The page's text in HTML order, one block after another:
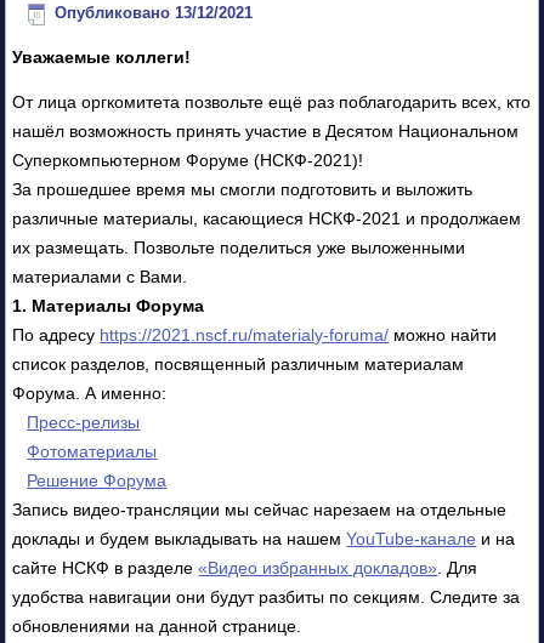
Опубликовано 13/12/2021
Уважаемые коллеги!
От лица оргкомитета позвольте ещё раз поблагодарить всех, кто
нашёл возможность принять участие в Деcятом Национальном
Суперкомпьютерном Форуме (НСКФ-2021)!
За прошедшее время мы смогли подготовить и выложить
различные материалы, касающиеся НСКФ-2021 и продолжаем
их размещать. Позвольте поделиться уже выложенными
материалами с Вами.
1. Материалы Форума
По адресу https://2021.nscf.ru/materialy-foruma/ можно найти
список разделов, посвященный различным материалам
Форума. А именно:
Пресс-релизы
Фотоматериалы
Решение Форума
Запись видео-трансляции мы сейчас нарезаем на отдельные
доклады и будем выкладывать на нашемYouTube-канале и на
сайте НСКФ в разделе«Видео избранных докладов» . Для
удобства навигации они будут разбиты по секциям. Следите за
обновлениями на данной странице.